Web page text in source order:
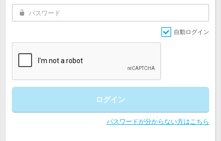
自動ログイン
ログイン
パスワードが分からない方はこちら